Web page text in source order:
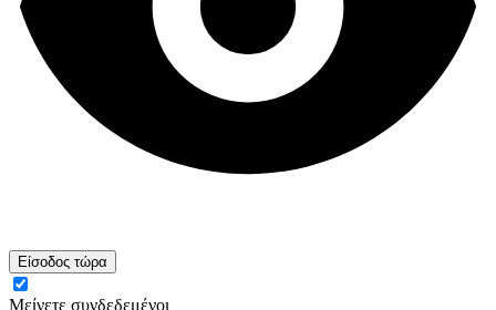
Είσοδος τώρα
Μείνετε συνδεδεμένοι